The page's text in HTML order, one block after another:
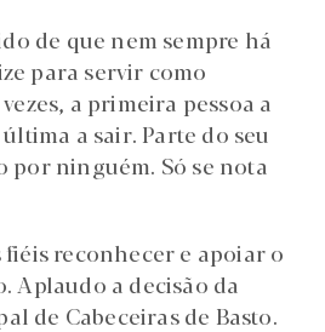
de que nem sempre há
para servir como
a primeira pessoa a
a sair. Parte do seu
por ninguém. Só se nota
fiéis reconhecer e apoiar o
Aplaudo a decisão da
de Cabeceiras de Basto.